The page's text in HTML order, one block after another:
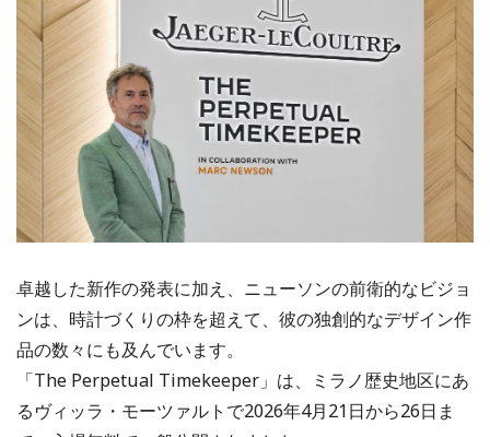
卓越した新作の発表に加え、ニューソンの前衛的なビジョ
ンは、時計づくりの枠を超えて、彼の独創的なデザイン作
品の数々にも及んでいます。
「The Perpetual Timekeeper」は、ミラノ歴史地区にあ
るヴィッラ・モーツァルトで2026年4月21日から26日ま